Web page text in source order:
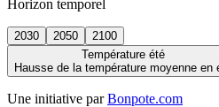
Horizon temporel
2030 2050
2100
Température été
Hausse de la température moyenne en
Une initiative par Bonpote.com